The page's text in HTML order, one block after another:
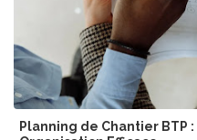
Planning de Chantier BTP